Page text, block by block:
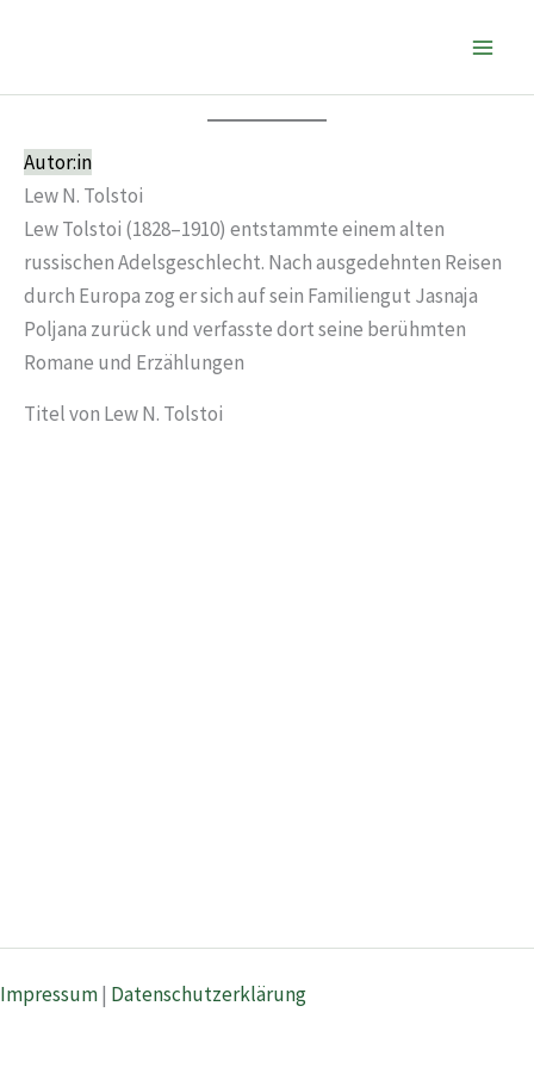
Autor:in
Lew N. Tolstoi
Lew Tolstoi (1828–1910) entstammte einem alten
russischen Adelsgeschlecht. Nach ausgedehnten Reisen
durch Europa zog er sich auf sein Familiengut Jasnaja
Poljana zurück und verfasste dort seine berühmten
Romane und Erzählungen
Titel von Lew N. Tolstoi
Impressum| Datenschutzerklärung